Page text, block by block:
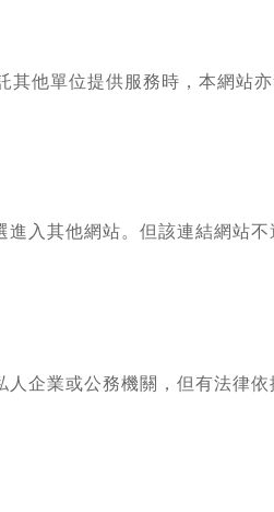
他單位提供服務時，本網站
入其他網站。但該連結網站
企業或公務機關，但有法律依